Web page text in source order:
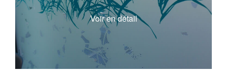
Voir en détail